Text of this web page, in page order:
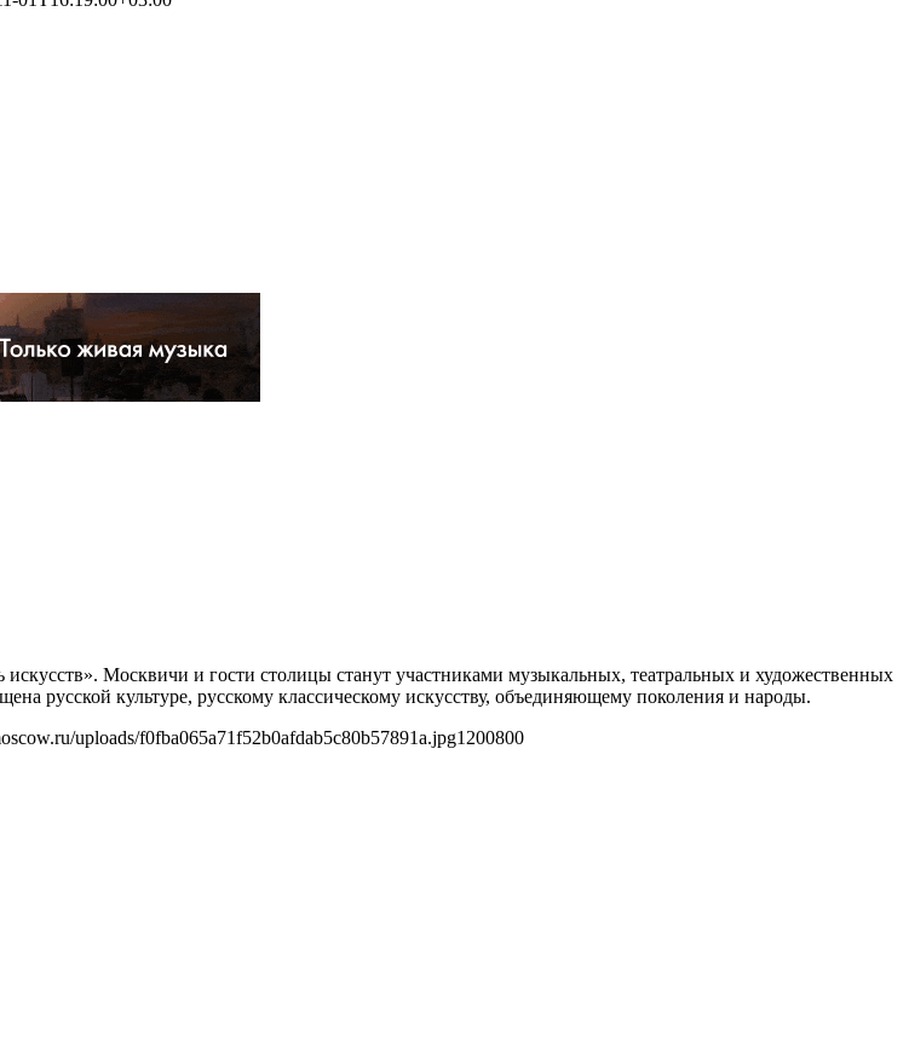
Москвичи и гости столицы станут участниками музыкальных, театральных и художественных
русской культуре, русскому классическому искусству, объединяющему поколения и народы.
uploads/f0fba065a71f52b0afdab5c80b57891a.jpg1200800